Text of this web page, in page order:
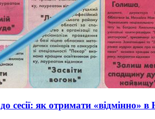
сесії: як отримати «відмінно»